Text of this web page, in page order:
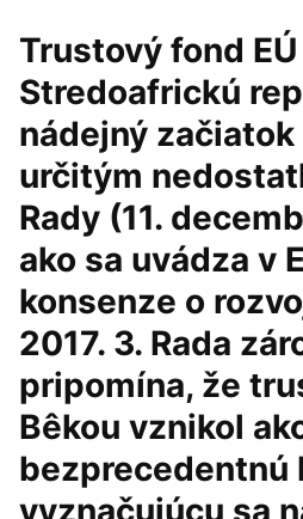
Trustový fond
Stredoafrickú
nádejný
určitým
Rady (11.
ako sa uvádza v
konsenze o
2017. 3. Rada
pripomína, že
Bêkou vznikol
bezprecedentnú
vyznačujúcu sa